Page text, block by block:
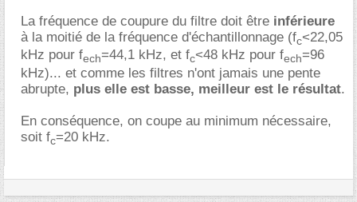
La fréquence de coupure du filtre doit être inférieure
à la moitié de la fréquence d'échantillonnage (fc<22,05
kHz pour fech=44,1 kHz, et fc<48 kHz pour fech=96
kHz)... et comme les filtres n'ont jamais une pente
abrupte, plus elle est basse, meilleur est le résultat.
En conséquence, on coupe au minimum nécessaire,
soit fc=20 kHz.